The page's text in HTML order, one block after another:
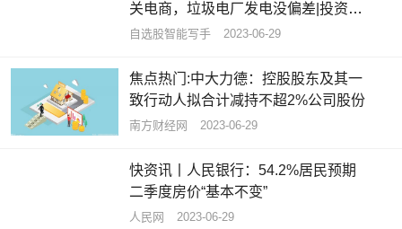
关电商，垃圾电厂发电没偏差|投资者
问答精选
自选股智能写手 2023-06-29
焦点热门:中大力德：控股股东及其一
致行动人拟合计减持不超2%公司股份
南方财经网 2023-06-29
快资讯丨人民银行：54.2%居民预期
二季度房价“基本不变”
人民网 2023-06-29